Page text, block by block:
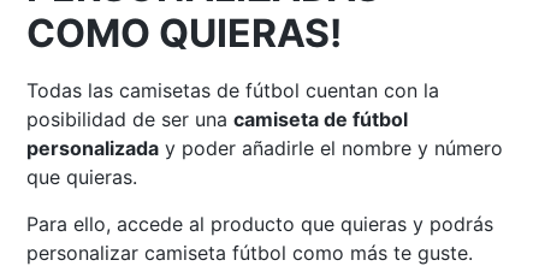
COMO QUIERAS!
Todas las camisetas de fútbol cuentan con la
posibilidad de ser unacamiseta de fútbol
personalizada y poder añadirle el nombre y número
que quieras.
Para ello, accede al producto que quieras y podrás
personalizar camiseta fútbol como más te guste.